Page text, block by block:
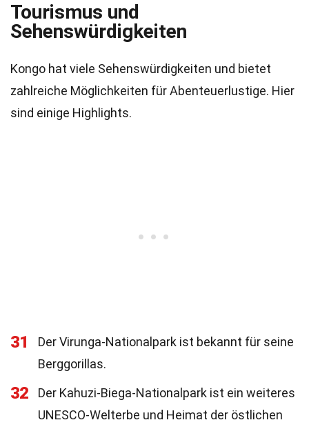
Tourismus und
Sehenswürdigkeiten
Kongo hat viele Sehenswürdigkeiten und bietet
zahlreiche Möglichkeiten für Abenteuerlustige. Hier
sind einige Highlights.
31
Der Virunga-Nationalpark ist bekannt für seine
Berggorillas.
32
Der Kahuzi-Biega-Nationalpark ist ein weiteres
UNESCO-Welterbe und Heimat der östlichen